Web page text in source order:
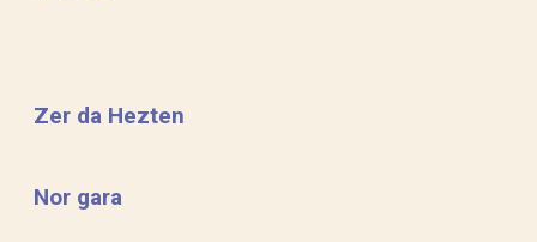
Zer da Hezten
Nor gara